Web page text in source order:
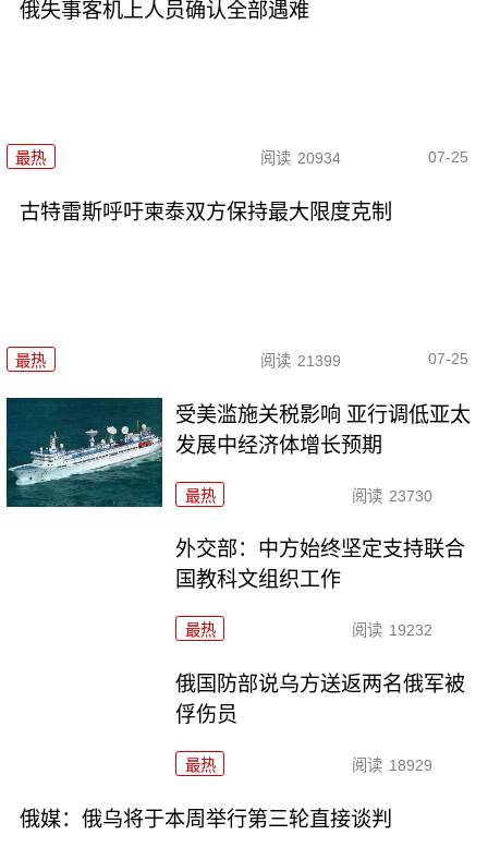
俄失事客机上人员确认全部遇难
最热 阅读 20934 07-25
古特雷斯呼吁柬泰双方保持最大限度克制
最热 阅读 21399 07-25
受美滥施关税影响 亚行调低亚太
发展中经济体增长预期
最热 阅读 23730
外交部：中方始终坚定支持联合
国教科文组织工作
最热 阅读 19232
俄国防部说乌方送返两名俄军被
俘伤员
最热 阅读 18929
俄媒：俄乌将于本周举行第三轮直接谈判